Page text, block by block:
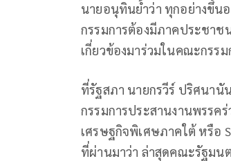
นายอนุทินย้ำว่า ทุกอย่างขึ้น
กรรมการต้องมีภาคประชา
เกี่ยวข้องมาร่วมในคณะกรรม
ที่รัฐสภา นายกรวีร์ ปริศนา
กรรมการประสานงานพรรค
เศรษฐกิจพิเศษภาคใต้ หรือ
ที่ผ่านมาว่า ล่าสุดคณะรัฐมน